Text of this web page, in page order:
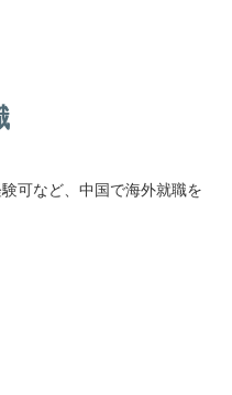
可など、中国で海外就職を